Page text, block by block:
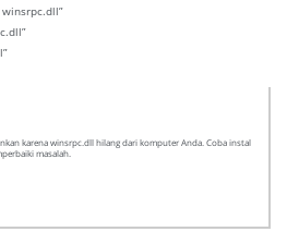
karena winsrpc.dll hilang dari komputer Anda. Coba instal
masalah.